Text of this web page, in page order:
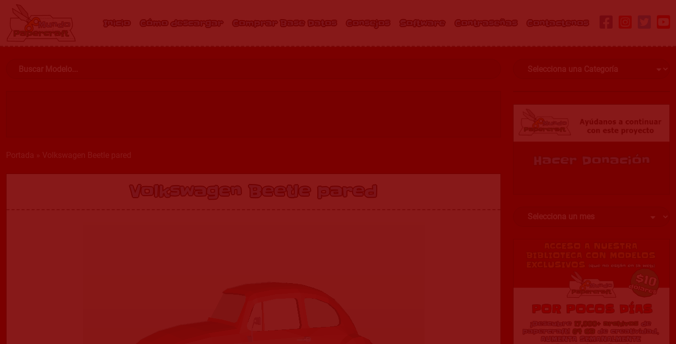
Inicio Cómo descargar Comprar Base Datos Consejos Software Contraseñas Contactenos
Portada Volkswagen Beetle pared
Volkswagen Beetle pared